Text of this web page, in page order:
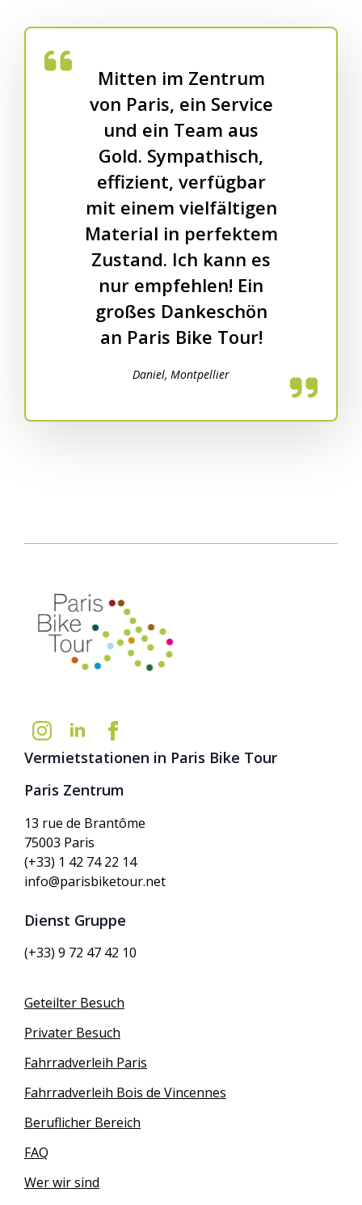
Mitten im Zentrum
von Paris, ein Service
und ein Team aus
Gold. Sympathisch,
effizient, verfügbar
mit einem vielfältigen
Material in perfektem
Zustand. Ich kann es
nur empfehlen! Ein
großes Dankeschön
an Paris Bike Tour!
Daniel, Montpellier
Vermietstationen in Paris Bike Tour
Paris Zentrum
13 rue de Brantôme
75003 Paris
(+33) 1 42 74 22 14
info@parisbiketour.net
Dienst Gruppe
(+33) 9 72 47 42 10
Geteilter Besuch
Privater Besuch
Fahrradverleih Paris
Fahrradverleih Bois de Vincennes
Beruflicher Bereich
FAQ
Wer wir sind